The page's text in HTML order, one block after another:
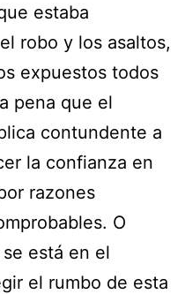
estaba
robo y los asaltos,
expuestos todos
pena que el
contundente a
la confianza en
razones
O
está en el
el rumbo de esta